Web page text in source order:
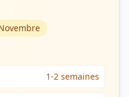
1-2 semaines